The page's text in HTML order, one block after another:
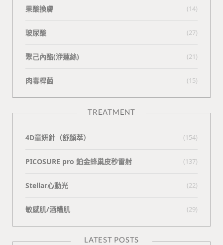
果酸換膚 (14)
玻尿酸 (27)
聚己內酯(洢蓮絲) (21)
肉毒桿菌 (15)
TREATMENT
4D童妍針（舒顏萃） (154)
PICOSURE pro 鉑金蜂巢皮秒雷射 (137)
Stellar心動光 (22)
敏感肌/酒糟肌 (29)
LATEST POSTS